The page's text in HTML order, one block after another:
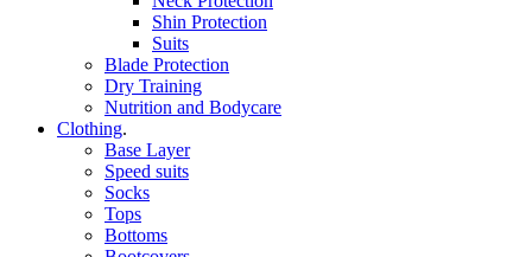
Shin Protection
Suits
Blade Protection
Dry Training
Nutrition and Bodycare
Clothing.
Base Layer
Speed suits
Socks
Tops
Bottoms